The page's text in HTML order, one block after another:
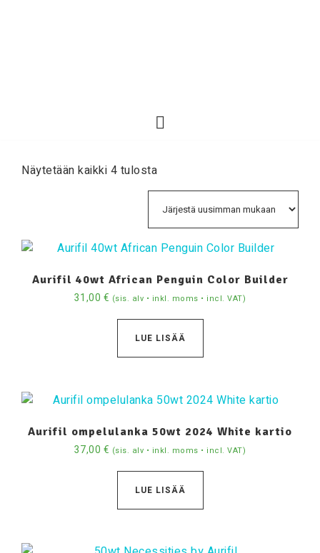
Näytetään kaikki 4 tulosta
Aurifil 40wt African Penguin Color Builder
31,00 € (sis. alv • inkl. moms • incl. VAT)
LUE LISÄÄ
Aurifil ompelulanka 50wt 2024 White kartio
37,00 € (sis. alv • inkl. moms • incl. VAT)
LUE LISÄÄ